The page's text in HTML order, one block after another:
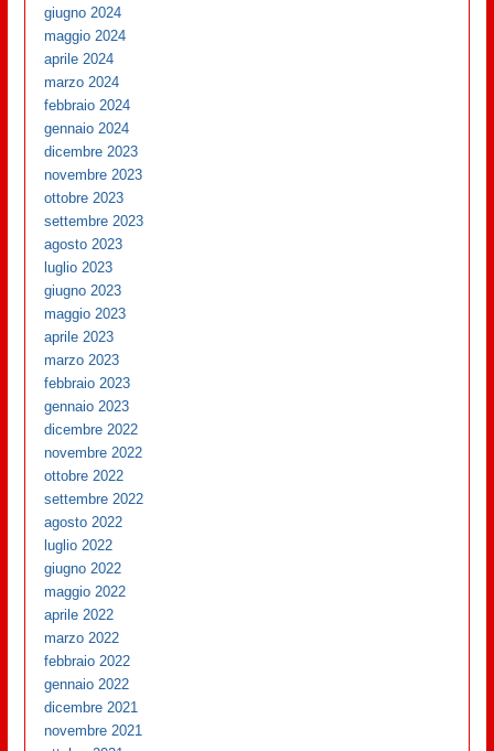
giugno 2024
maggio 2024
aprile 2024
marzo 2024
febbraio 2024
gennaio 2024
dicembre 2023
novembre 2023
ottobre 2023
settembre 2023
agosto 2023
luglio 2023
giugno 2023
maggio 2023
aprile 2023
marzo 2023
febbraio 2023
gennaio 2023
dicembre 2022
novembre 2022
ottobre 2022
settembre 2022
agosto 2022
luglio 2022
giugno 2022
maggio 2022
aprile 2022
marzo 2022
febbraio 2022
gennaio 2022
dicembre 2021
novembre 2021